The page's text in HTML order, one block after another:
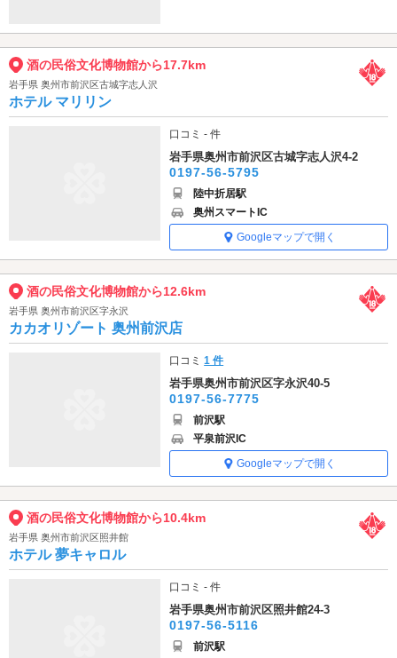
酒の民俗文化博物館から17.7km
岩手県 奥州市前沢区古城字志人沢
ホテル マリリン
口コミ - 件
岩手県奥州市前沢区古城字志人沢4-2
0197-56-5795
陸中折居駅
奥州スマートIC
Googleマップで開く
酒の民俗文化博物館から12.6km
岩手県 奥州市前沢区字永沢
カカオリゾート 奥州前沢店
口コミ1 件
岩手県奥州市前沢区字永沢40-5
0197-56-7775
前沢駅
平泉前沢IC
Googleマップで開く
酒の民俗文化博物館から10.4km
岩手県 奥州市前沢区照井館
ホテル 夢キャロル
口コミ - 件
岩手県奥州市前沢区照井館24-3
0197-56-5116
前沢駅